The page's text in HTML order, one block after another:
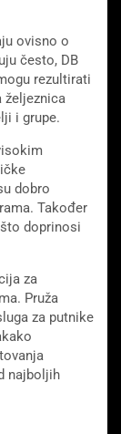
ovisno o
često, DB
rezultirati
željeznica
i grupe.
dobro
Također
doprinosi
za
Pruža
za putnike
najboljih